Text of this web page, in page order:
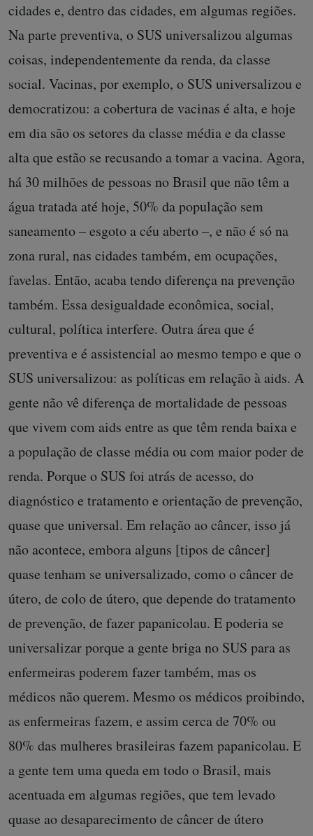
cidades e, dentro das cidades, em algumas regiões.
Na parte preventiva, o SUS universalizou algumas
coisas, independentemente da renda, da classe
social. Vacinas, por exemplo, o SUS universalizou e
democratizou: a cobertura de vacinas é alta, e hoje
em dia são os setores da classe média e da classe
alta que estão se recusando a tomar a vacina. Agora,
há 30 milhões de pessoas no Brasil que não têm a
água tratada até hoje, 50% da população sem
saneamento – esgoto a céu aberto –, e não é só na
zona rural, nas cidades também, em ocupações,
favelas. Então, acaba tendo diferença na prevenção
também. Essa desigualdade econômica, social,
cultural, política interfere. Outra área que é
preventiva e é assistencial ao mesmo tempo e que o
SUS universalizou: as políticas em relação à aids. A
gente não vê diferença de mortalidade de pessoas
que vivem com aids entre as que têm renda baixa e
a população de classe média ou com maior poder de
renda. Porque o SUS foi atrás de acesso, do
diagnóstico e tratamento e orientação de prevenção,
quase que universal. Em relação ao câncer, isso já
não acontece, embora alguns [tipos de câncer]
quase tenham se universalizado, como o câncer de
útero, de colo de útero, que depende do tratamento
de prevenção, de fazer papanicolau. E poderia se
universalizar porque a gente briga no SUS para as
enfermeiras poderem fazer também, mas os
médicos não querem. Mesmo os médicos proibindo,
as enfermeiras fazem, e assim cerca de 70% ou
80% das mulheres brasileiras fazem papanicolau. E
a gente tem uma queda em todo o Brasil, mais
acentuada em algumas regiões, que tem levado
quase ao desaparecimento de câncer de útero